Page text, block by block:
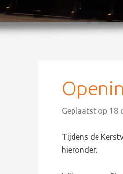
Geplaatst op 18
Tijdens de
hieronder.